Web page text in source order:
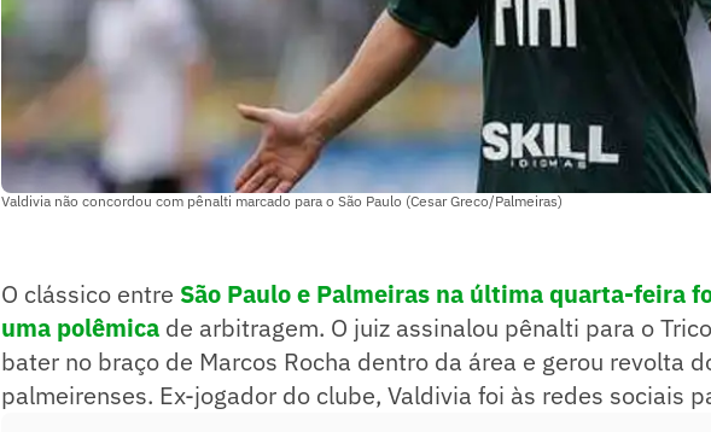
Valdivia não concordou com pênalti marcado para o São Paulo (Cesar Greco/Palmeiras)
O clássico entre São Paulo e Palmeiras na última quarta-feira
uma polêmica de arbitragem. O juiz assinalou pênalti para o
bater no braço de Marcos Rocha dentro da área e gerou revolta
palmeirenses. Ex-jogador do clube, Valdivia foi às redes sociais